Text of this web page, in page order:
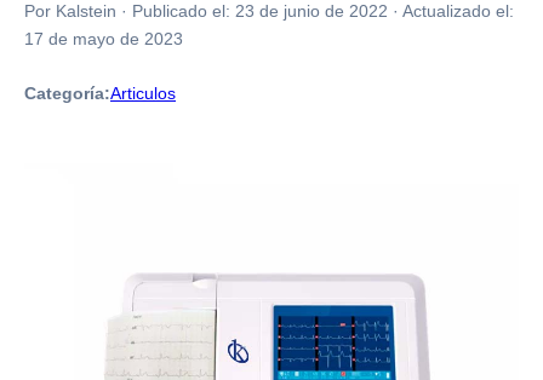
Por Kalstein · Publicado el: 23 de junio de 2022 · Actualizado el:
17 de mayo de 2023
Categoría:Articulos